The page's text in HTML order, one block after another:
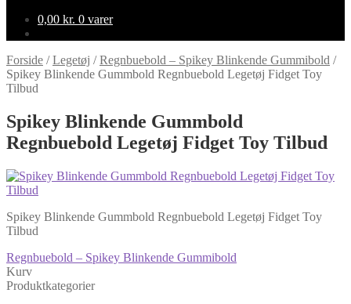
0,00 kr. 0 varer
Forside /Legetøj /Regnbuebold – Spikey Blinkende Gummibold /
Spikey Blinkende Gummbold Regnbuebold Legetøj Fidget Toy
Tilbud
Spikey Blinkende Gummbold
Regnbuebold Legetøj Fidget Toy Tilbud
Spikey Blinkende Gummbold Regnbuebold Legetøj Fidget Toy
Tilbud
Indlægsnavigation
Forrige
indlæg:
Regnbuebold – Spikey Blinkende Gummibold
Kurv
Produktkategorier